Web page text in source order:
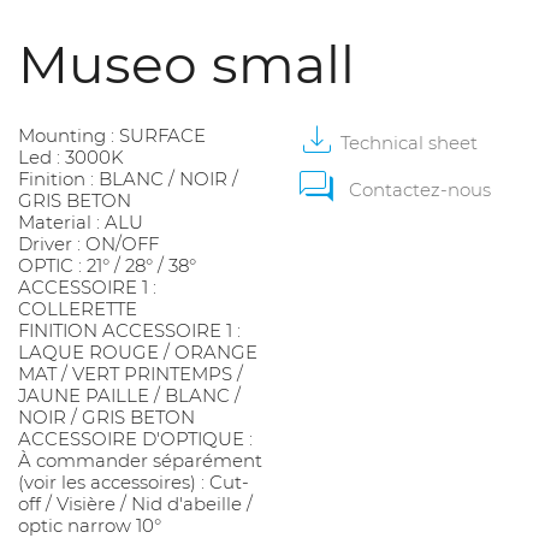
Museo small
Mounting : SURFACE
Led : 3000K
Finition : BLANC / NOIR /
GRIS BETON
Material : ALU
Driver : ON/OFF
OPTIC : 21° / 28° / 38°
ACCESSOIRE 1 :
COLLERETTE
FINITION ACCESSOIRE 1 :
LAQUE ROUGE / ORANGE
MAT / VERT PRINTEMPS /
JAUNE PAILLE / BLANC /
NOIR / GRIS BETON
ACCESSOIRE D'OPTIQUE :
À commander séparément
(voir les accessoires) : Cut-
off / Visière / Nid d'abeille /
optic narrow 10°
Technical sheet
Contactez-nous